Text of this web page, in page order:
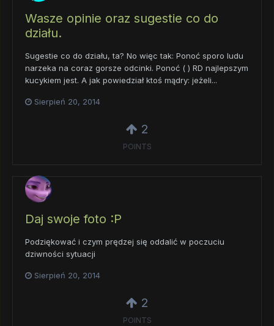
Wasze opinie oraz sugestie co do
działu.
Sugestie co do działu, ta? No więc tak: Ponoć sporo ludu
narzeka na coraz gorsze odcinki. Ponoć ( ) RD najlepszym
kucykiem jest. A jak powiedział ktoś mądry: jeżeli...
Sierpień 20, 2014
2
POINTS
Daj swoje foto :P
Podziękować i czym prędzej się oddalić w poczuciu
dziwności sytuacji
Sierpień 20, 2014
2
POINTS